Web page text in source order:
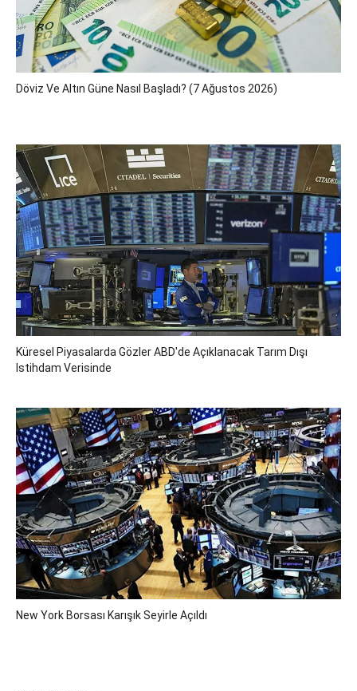
Döviz Ve Altın Güne Nasıl Başladı? (7 Ağustos 2026)
Küresel Piyasalarda Gözler ABD'de Açıklanacak Tarım Dışı
Istihdam Verisinde
New York Borsası Karışık Seyirle Açıldı